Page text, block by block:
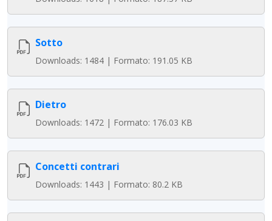
Sotto
Downloads: 1484 | Formato: 191.05 KB
Dietro
Downloads: 1472 | Formato: 176.03 KB
Concetti contrari
Downloads: 1443 | Formato: 80.2 KB